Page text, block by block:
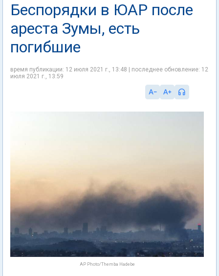
Беспорядки в ЮАР после
ареста Зумы, есть
погибшие
время публикации: 12 июля 2021 г., 13:48 | последнее обновление: 12
июля 2021 г., 13:59
AP Photo/Themba Hadebe